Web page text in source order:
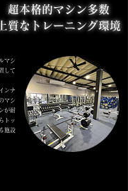
​超本格的マシン多数
​上質なトレーニング環境
マシ
して
ンナ
マシ
が耐
トッ
施設